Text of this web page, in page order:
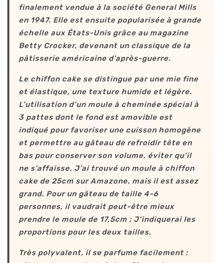
finalement vendue à la société General Mills
en 1947. Elle est ensuite popularisée à grande
échelle aux États-Unis grâce au magazine
Betty Crocker, devenant un classique de la
pâtisserie américaine d’après-guerre.
Le chiffon cake se distingue par une mie fine
et élastique, une texture humide et légère.
L’utilisation d’un moule à cheminée spécial à
3 pattes dont le fond est amovible est
indiqué pour favoriser une cuisson homogène
et permettre au gâteau de refroidir tête en
bas pour conserver son volume, éviter qu’il
ne s’affaisse. J’ai trouvé un moule à chiffon
cake de 25cm sur Amazone, mais il est assez
grand. Pour un gâteau de taille 4-6
personnes, il vaudrait peut-être mieux
prendre le moule de 17,5cm ; J’indiquerai les
proportions pour les deux tailles.
Très polyvalent, il se parfume facilement :